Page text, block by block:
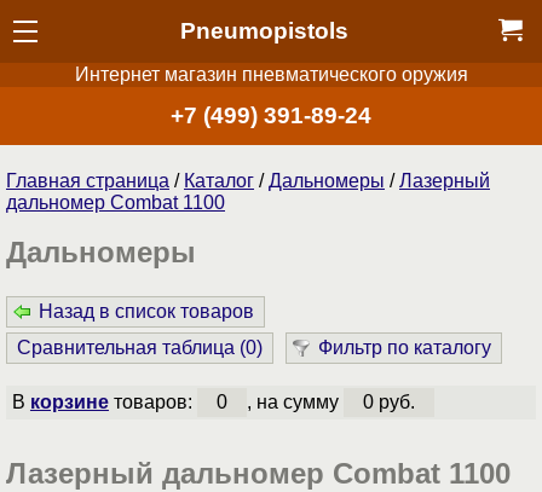
Pneumopistols
Интернет магазин пневматического оружия
+7 (499) 391-89-24
Главная страница / Каталог /Дальномеры /Лазерный
дальномер Combat 1100
Дальномеры
Назад в список товаров
Сравнительная таблица (0) Фильтр по каталогу
В корзинетоваров: 0 , на сумму 0 руб.
Лазерный дальномер Combat 1100